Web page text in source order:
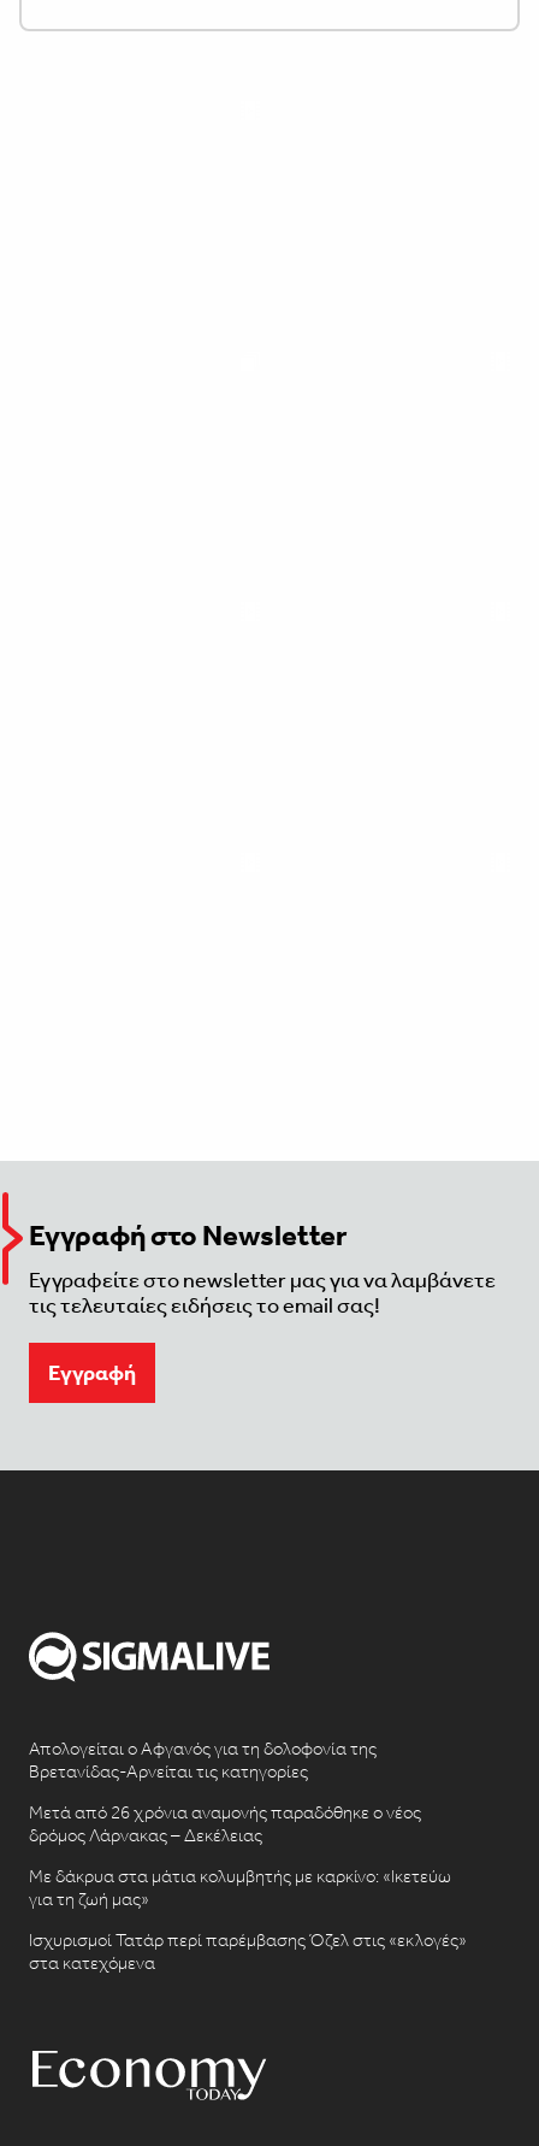
Εγγραφή στο Newsletter
Εγγραφείτε στο newsletter μας για να λαμβάνετε
τις τελευταίες ειδήσεις το email σας!
Eγγραφή
Απολογείται ο Αφγανός για τη δολοφονία της
Βρετανίδας-Αρνείται τις κατηγορίες
Μετά από 26 χρόνια αναμονής παραδόθηκε ο νέος
δρόμος Λάρνακας – Δεκέλειας
Με δάκρυα στα μάτια κολυμβητής με καρκίνο: «Ικετεύω
για τη ζωή μας»
Ισχυρισμοί Τατάρ περί παρέμβασης Όζελ στις «εκλογές»
στα κατεχόμενα